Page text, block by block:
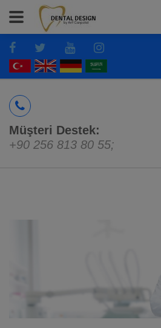
Müşteri Destek:
+90 256 813 80 55;